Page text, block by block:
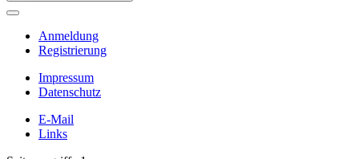
Anmeldung
Registrierung
Impressum
Datenschutz
E-Mail
Links